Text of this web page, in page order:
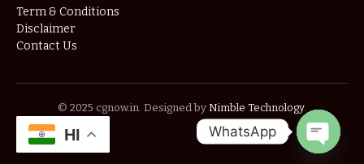
Term & Conditions
Disclaimer
Contact Us
© 2025 cgnow.in. Designed by Nimble Technology.
HI WhatsApp